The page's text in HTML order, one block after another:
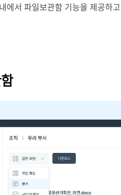
에서 파일보관함 기능을 제공하